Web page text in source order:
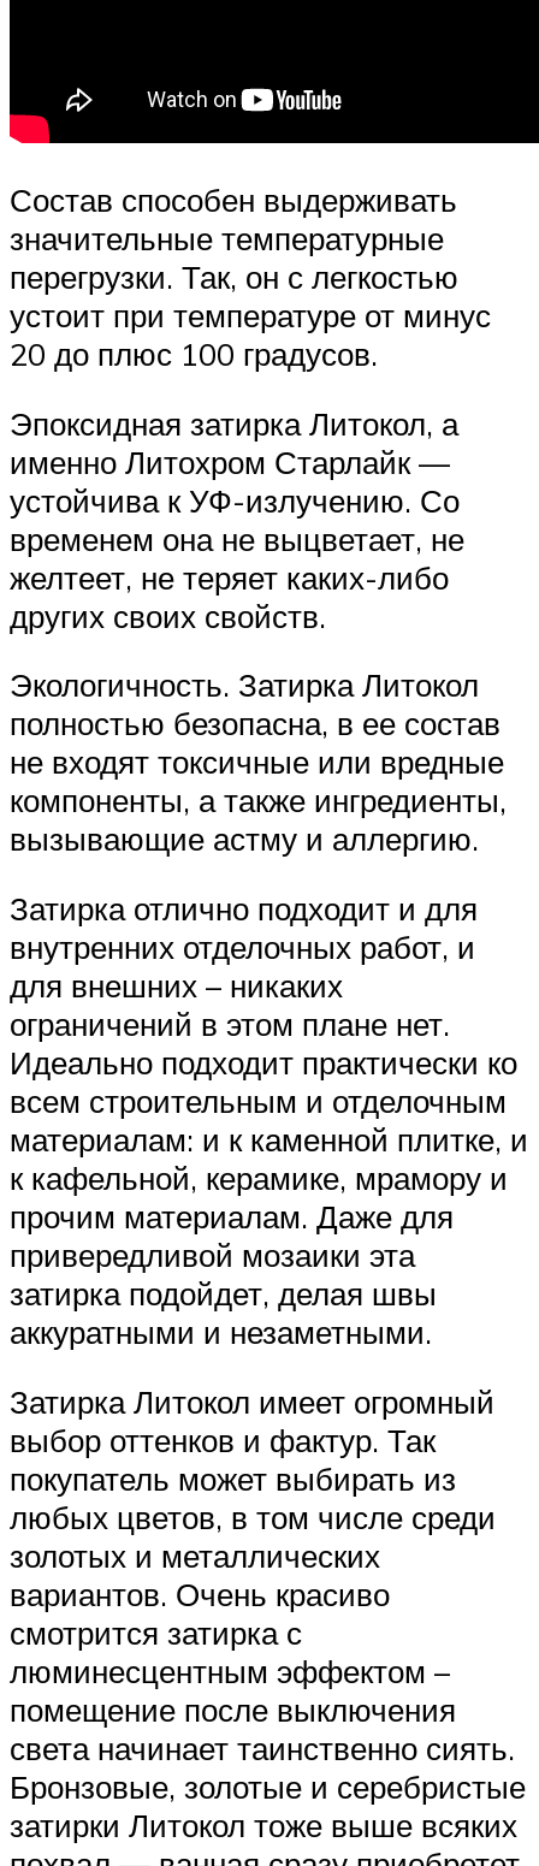
Состав способен выдерживать
значительные температурные
перегрузки. Так, он с легкостью
устоит при температуре от минус
20 до плюс 100 градусов.
Эпоксидная затирка Литокол, а
именно Литохром Старлайк —
устойчива к УФ-излучению. Со
временем она не выцветает, не
желтеет, не теряет каких-либо
других своих свойств.
Экологичность. Затирка Литокол
полностью безопасна, в ее состав
не входят токсичные или вредные
компоненты, а также ингредиенты,
вызывающие астму и аллергию.
Затирка отлично подходит и для
внутренних отделочных работ, и
для внешних – никаких
ограничений в этом плане нет.
Идеально подходит практически ко
всем строительным и отделочным
материалам: и к каменной плитке, и
к кафельной, керамике, мрамору и
прочим материалам. Даже для
привередливой мозаики эта
затирка подойдет, делая швы
аккуратными и незаметными.
Затирка Литокол имеет огромный
выбор оттенков и фактур. Так
покупатель может выбирать из
любых цветов, в том числе среди
золотых и металлических
вариантов. Очень красиво
смотрится затирка с
люминесцентным эффектом –
помещение после выключения
света начинает таинственно сиять.
Бронзовые, золотые и серебристые
затирки Литокол тоже выше всяких